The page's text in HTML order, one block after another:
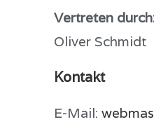
Vertreten
Oliver Schmidt
Kontakt
E-Mail: